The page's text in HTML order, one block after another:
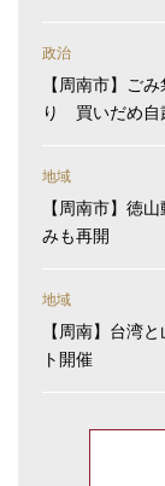
政治
【周南市】ご
り 買いだめ自
地域
【周南市】徳
みも再開
地域
【周南】台湾
ト開催